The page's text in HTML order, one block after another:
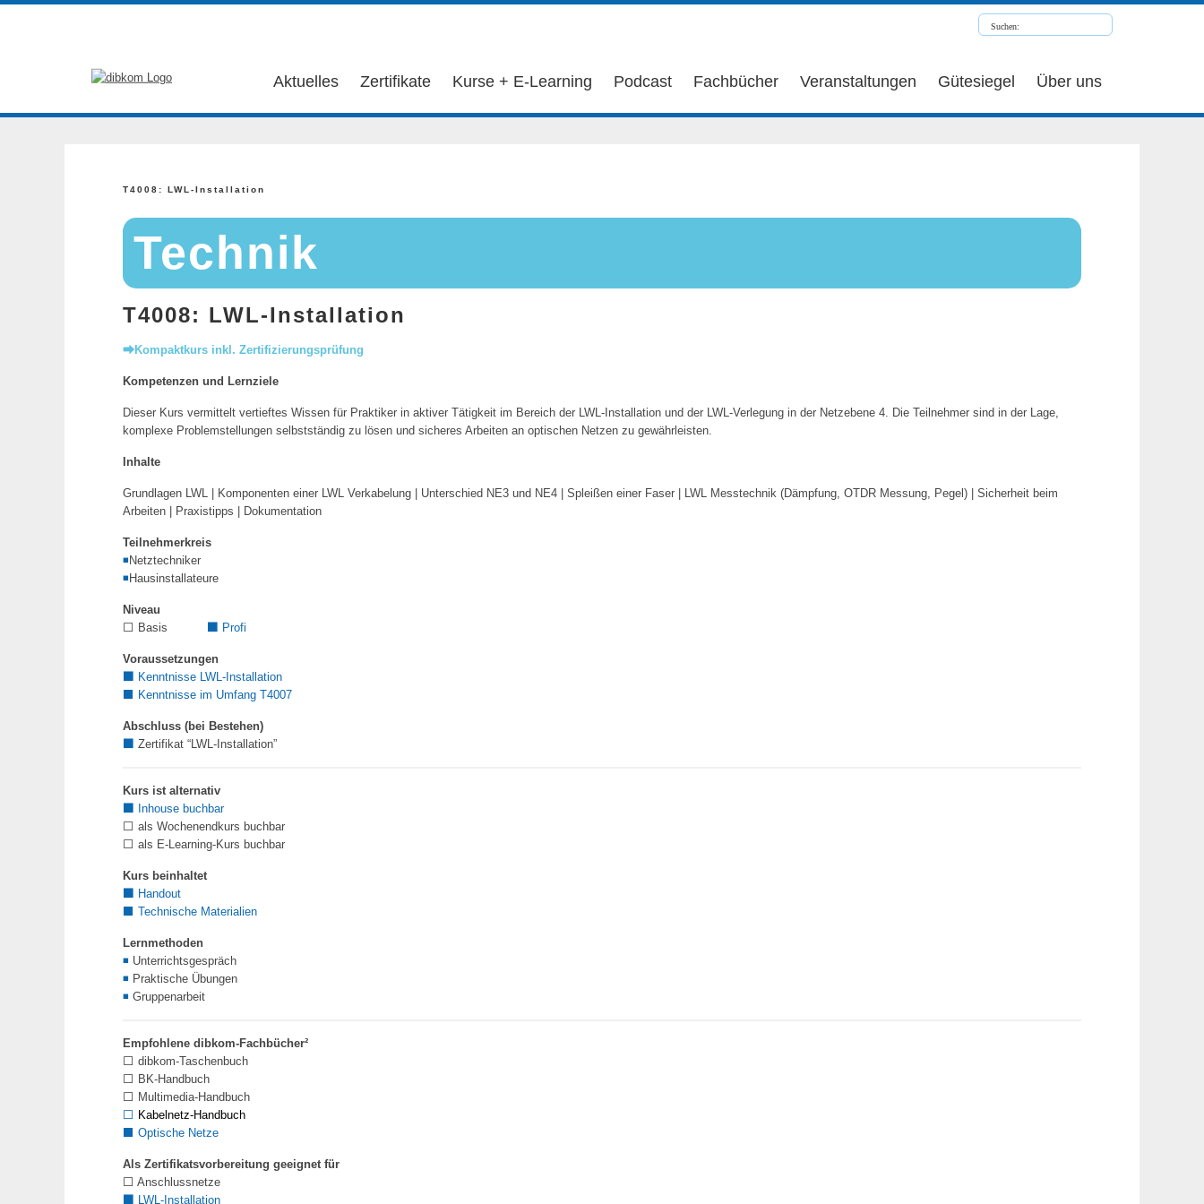
Aktuelles Zertifikate Kurse + E-Learning Podcast Fachbücher Veranstaltungen Gütesiegel Über uns
T4008: LWL-Installation
Technik
T4008: LWL-Installation
⮕Kompaktkurs inkl. Zertifizierungsprüfung
Kompetenzen und Lernziele
Dieser Kurs vermittelt vertieftes Wissen für Praktiker in aktiver Tätigkeit im Bereich der LWL-Installation und der LWL-Verlegung in der Netzebene 4. Die Teilnehmer sind in der Lage,
komplexe Problemstellungen selbstständig zu lösen und sicheres Arbeiten an optischen Netzen zu gewährleisten.
Inhalte
Grundlagen LWL | Komponenten einer LWL Verkabelung | Unterschied NE3 und NE4 | Spleißen einer Faser | LWL Messtechnik (Dämpfung, OTDR Messung, Pegel) | Sicherheit beim
Arbeiten | Praxistipps | Dokumentation
Teilnehmerkreis
◾ Netztechniker
◾ Hausinstallateure
Niveau
⬜ Basis
Profi
Voraussetzungen
Kenntnisse LWL-Installation
Kenntnisse im Umfang T4007
Abschluss (bei Bestehen)
Zertifikat “LWL-Installation”
Kurs ist alternativ
Inhouse buchbar
⬜ als Wochenendkurs buchbar
⬜ als E-Learning-Kurs buchbar
Kurs beinhaltet
Handout
⬛ Technische Materialien
Lernmethoden
◾ Unterrichtsgespräch
◾ Praktische Übungen
◾ Gruppenarbeit
Empfohlene dibkom-Fachbücher²
⬜ dibkom-Taschenbuch
⬜ BK-Handbuch
⬜ Multimedia-Handbuch
⬜ Kabelnetz-Handbuch
Optische Netze
Als Zertifikatsvorbereitung geeignet für
⬜ Anschlussnetze
LWL-Installation